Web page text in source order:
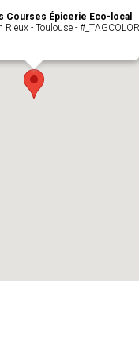
Courses Épicerie Eco-local
Rieux - Toulouse - #_TAGCOLOR